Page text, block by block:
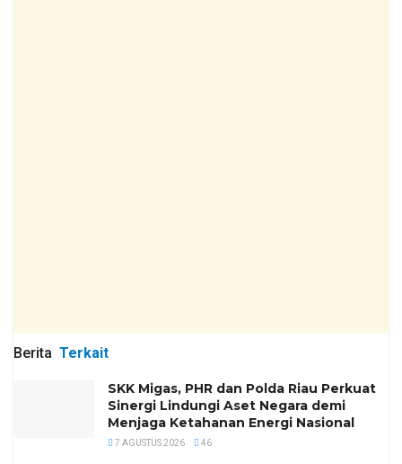
Berita Terkait
SKK Migas, PHR dan Polda Riau Perkuat
Sinergi Lindungi Aset Negara demi
Menjaga Ketahanan Energi Nasional
7 AGUSTUS 2026 46